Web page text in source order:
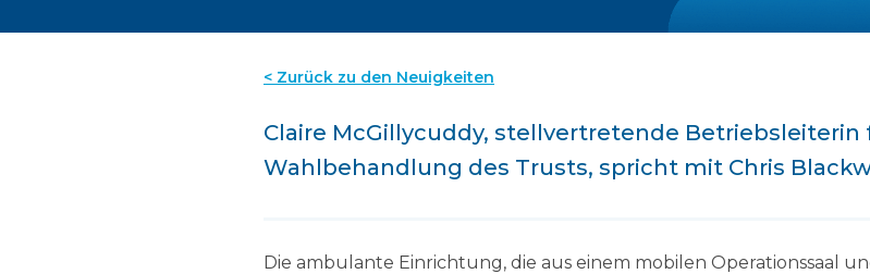
< Zurück zu den Neuigkeiten
Claire McGillycuddy, stellvertretende Betriebsleiterin
Wahlbehandlung des Trusts, spricht mit Chris
Die ambulante Einrichtung, die aus einem mobilen Operationssaal